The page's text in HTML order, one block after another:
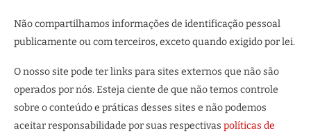
Não compartilhamos informações de identificação pessoal
publicamente ou com terceiros, exceto quando exigido por lei.
O nosso site pode ter links para sites externos que não são
operados por nós. Esteja ciente de que não temos controle
sobre o conteúdo e práticas desses sites e não podemos
aceitar responsabilidade por suas respectivas políticas de